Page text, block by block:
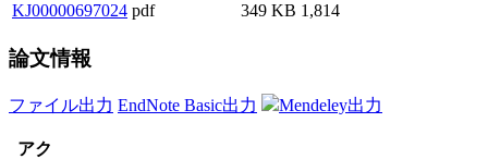
KJ00000697024 pdf 349 KB 1,814
論文情報
ファイル出力 EndNote Basic出力 Mendeley出力
アク